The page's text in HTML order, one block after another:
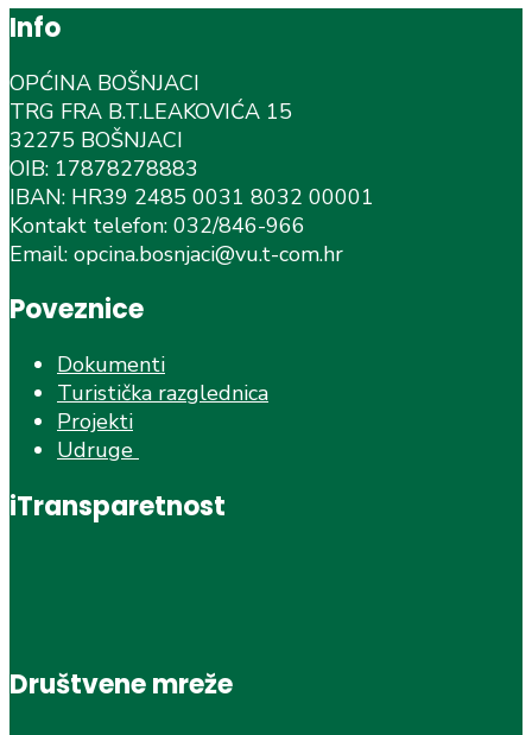
Info
OPĆINA BOŠNJACI
TRG FRA B.T.LEAKOVIĆA 15
32275 BOŠNJACI
OIB: 17878278883
IBAN: HR39 2485 0031 8032 00001
Kontakt telefon: 032/846-966
Email: opcina.bosnjaci@vu.t-com.hr
Poveznice
Dokumenti
Turistička razglednica
Projekti
Udruge
iTransparetnost
Društvene mreže